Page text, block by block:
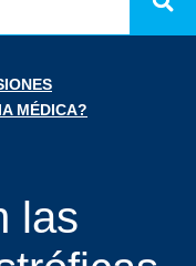
MÉDICA?
las